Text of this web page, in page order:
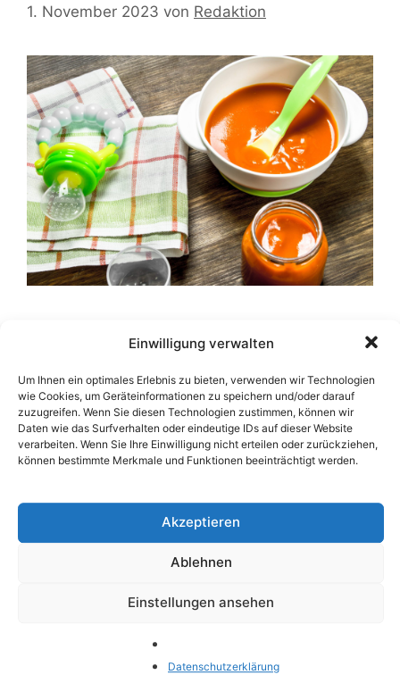
Einwilligung verwalten
Um Ihnen ein optimales Erlebnis zu bieten, verwenden wir Technologien
wie Cookies, um Geräteinformationen zu speichern und/oder darauf
zuzugreifen. Wenn Sie diesen Technologien zustimmen, können wir
Daten wie das Surfverhalten oder eindeutige IDs auf dieser Website
verarbeiten. Wenn Sie Ihre Einwilligung nicht erteilen oder zurückziehen,
können bestimmte Merkmale und Funktionen beeinträchtigt werden.
Akzeptieren
Ablehnen
Einstellungen ansehen
Datenschutzerklärung
1. November 2023 von Redaktion
In der heutigen schnelllebigen Welt, in der
industriell verarbeitete Lebensmittel an jeder
Ecke erhältlich sind, steht die Gesundheit
unserer Kinder im Mittelpunkt vieler
Diskussionen. Ein Begriff, der in diesen
Gesprächen immer wieder auftaucht, ist „Bio“.
Insbesondere die Bio-Babynahrung hat in den
gewonnen. Aber was bedeutet es eigentlich,
Weiterlesen
Schlagwörter
Nahrung